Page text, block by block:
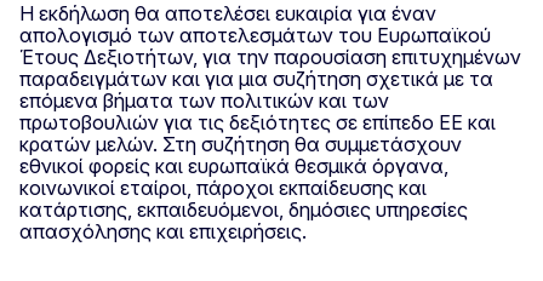
Η εκδήλωση θα αποτελέσει ευκαιρία για έναν
απολογισμό των αποτελεσμάτων του Ευρωπαϊκού
Έτους Δεξιοτήτων, για την παρουσίαση επιτυχημένων
παραδειγμάτων και για μια συζήτηση σχετικά με τα
επόμενα βήματα των πολιτικών και των
πρωτοβουλιών για τις δεξιότητες σε επίπεδο ΕΕ και
κρατών μελών. Στη συζήτηση θα συμμετάσχουν
εθνικοί φορείς και ευρωπαϊκά θεσμικά όργανα,
κοινωνικοί εταίροι, πάροχοι εκπαίδευσης και
κατάρτισης, εκπαιδευόμενοι, δημόσιες υπηρεσίες
απασχόλησης και επιχειρήσεις.